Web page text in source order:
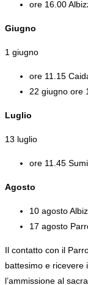
ore 16.00
Giugno
1 giugno
ore 11.15
22 giugno ore
Luglio
13 luglio
ore 11.45
Agosto
10 agosto
17 agosto
Il contatto con il
battesimo e ricevere
l’ammissione al